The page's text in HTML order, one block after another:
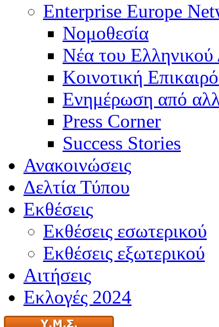
Enterprise Europe
Νομοθεσία
Νέα του Ελληνικού
Κοινοτική
Ενημέρωση από
Press Corner
Success Stories
Ανακοινώσεις
Δελτία Τύπου
Εκθέσεις
Εκθέσεις εσωτερικού
Εκθέσεις εξωτερικού
Αιτήσεις
Εκλογές 2024